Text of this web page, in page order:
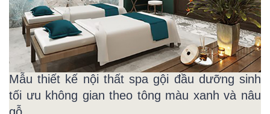
Mẫu thiết kế nội thất spa gội đầu dưỡng sinh
tối ưu không gian theo tông màu xanh và nâu